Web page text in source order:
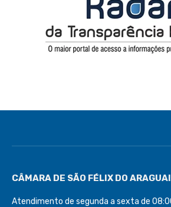
CÂMARA DE SÃO FÉLIX DO
Atendimento de segunda a sexta de